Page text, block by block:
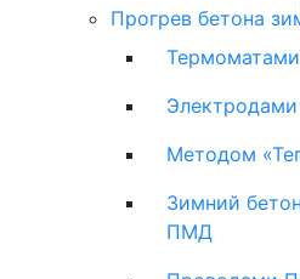
Прогрев бетона
Термоматами
Электродами
Методом
Зимний
ПМД